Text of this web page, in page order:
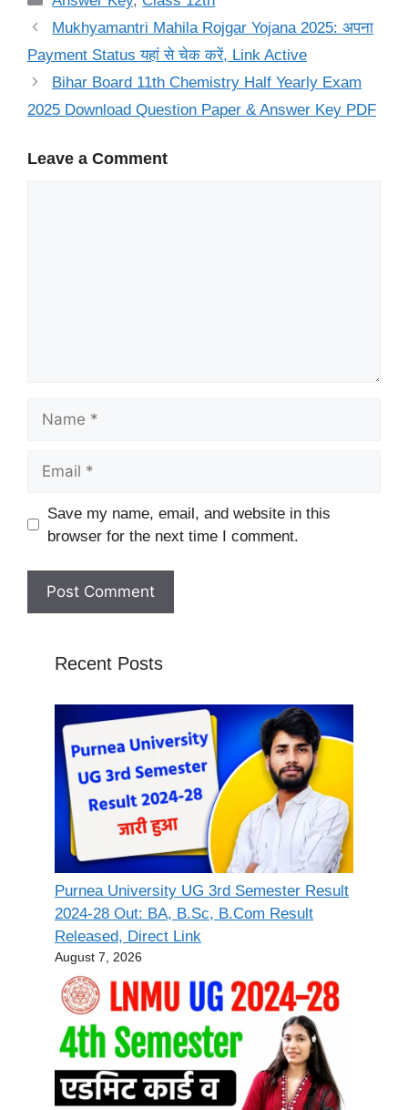
Mukhyamantri Mahila Rojgar Yojana 2025: अपना
Payment Status यहां से चेक करें, Link Active
Bihar Board 11th Chemistry Half Yearly Exam
2025 Download Question Paper & Answer Key PDF
Leave a Comment
Website
Save my name, email, and website in this
browser for the next time I comment.
Recent Posts
Purnea University UG 3rd Semester Result
2024-28 Out: BA, B.Sc, B.Com Result
Released, Direct Link
August 7, 2026